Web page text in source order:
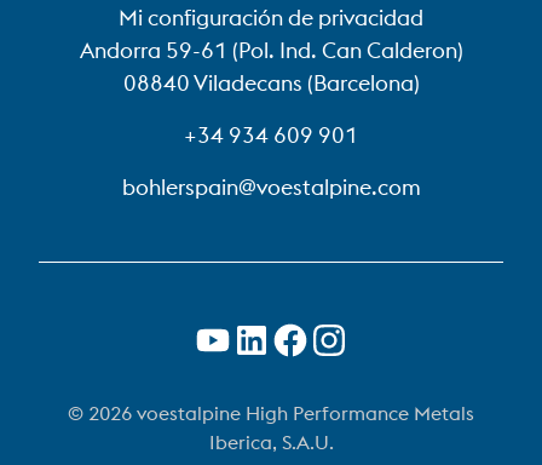
Mi configuración de privacidad
Andorra 59-61 (Pol. Ind. Can Calderon)
08840 Viladecans (Barcelona)
+34 934 609 901
bohlerspain@voestalpine.com
© 2026 voestalpine High Performance Metals
Iberica, S.A.U.